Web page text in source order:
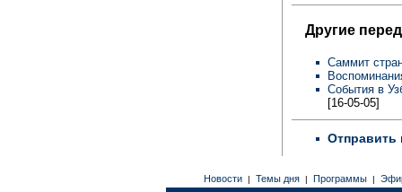
Другие
Саммит
События в
[16-05-05]
Отправить
Новости | Темы дня | Программы |